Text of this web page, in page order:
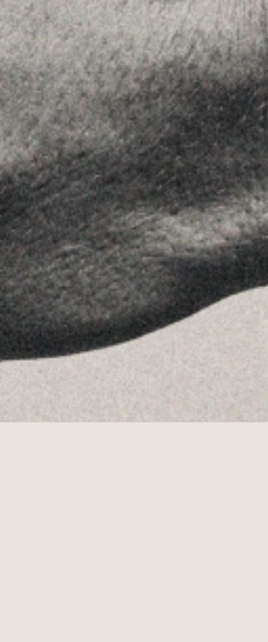
MENU
Home
About Us
Team
Advice
Insights
Contact
FOLLOW US
Linkedin
Instagram
Youtube
Allyon — Barcelona, Spain
Copyrights © 2026 LEGAL NOTICE·
COOKIES POLICY PRIVACY POLICY